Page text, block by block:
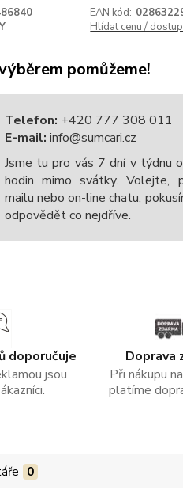
EAN kód:
Hlídat cenu /
pomůžeme!
Telefon: +420 777 308 011
E-mail: info@sumcari.cz
Jsme tu pro vás 7 dní v týdnu
hodin mimo svátky. Volejte,
mailu nebo on-line chatu,
odpovědět co nejdříve.
doporučuje
jsou
Doprava
Při nákupu
platíme
0